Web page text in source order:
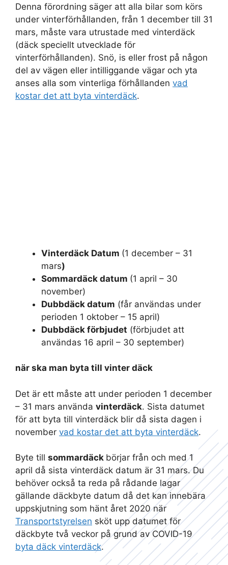
Denna förordning säger att alla bilar som körs
under vinterförhållanden, från 1 december till 31
mars, måste vara utrustade med vinterdäck
(däck speciellt utvecklade för
vinterförhållanden). Snö, is eller frost på någon
del av vägen eller intilliggande vägar och yta
anses alla som vinterliga förhållanden vad
kostar det att byta vinterdäck.
Vinterdäck Datum (1 december – 31
mars)
Sommardäck datum (1 april – 30
november)
Dubbdäck datum (får användas under
perioden 1 oktober – 15 april)
Dubbdäck förbjudet (förbjudet att
användas 16 april – 30 september)
när ska man byta till vinter däck
Det är ett måste att under perioden 1 december
– 31 mars använda vinterdäck. Sista datumet
för att byta till vinterdäck blir då sista dagen i
november vad kostar det att byta vinterdäck.
Byte till sommardäck börjar från och med 1
april då sista vinterdäck datum är 31 mars. Du
behöver också ta reda på rådande lagar
gällande däckbyte datum då det kan innebära
uppskjutning som hänt året 2020 när
Transportstyrelsen sköt upp datumet för
däckbyte två veckor på grund av COVID-19
byta däck vinterdäck.